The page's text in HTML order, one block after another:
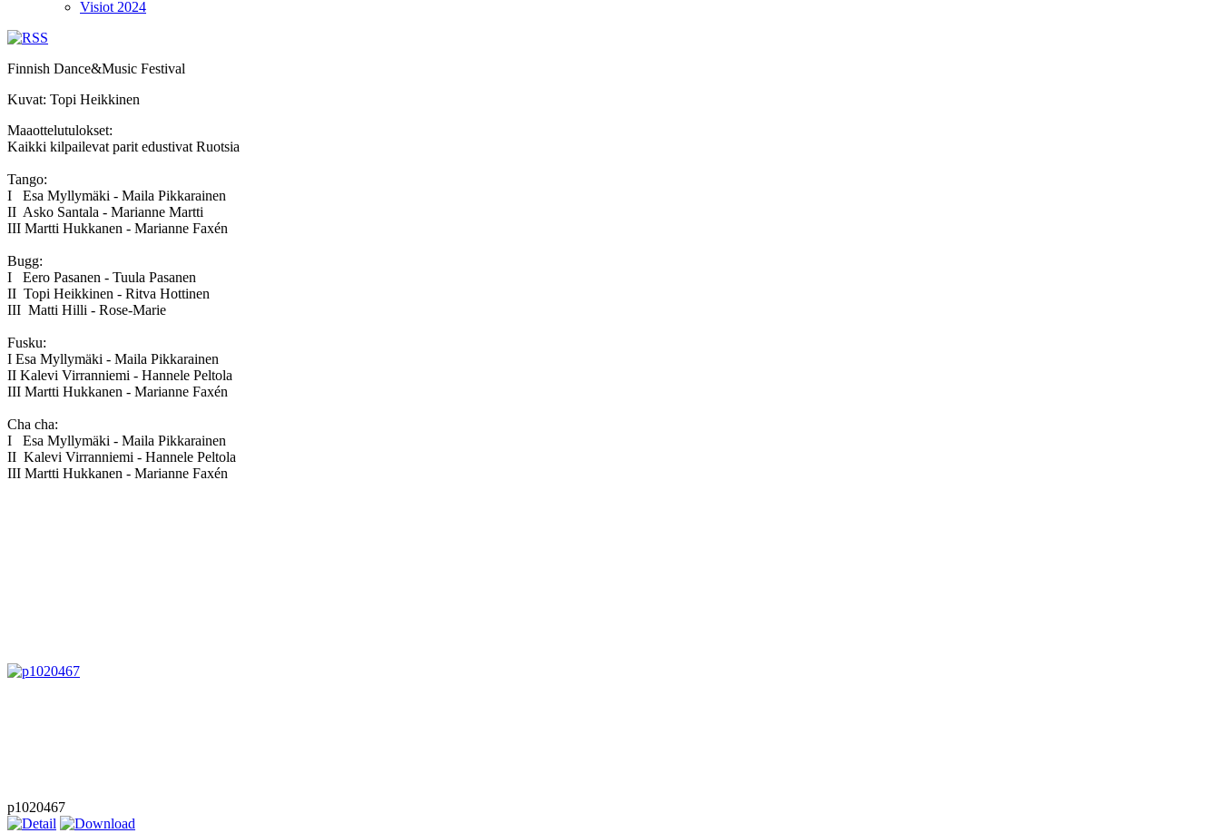
Visiot 2024
Finnish Dance&Music Festival
Kuvat: Topi Heikkinen
Maaottelutulokset:
Kaikki kilpailevat parit edustivat Ruotsia
Tango:
I Esa Myllymäki - Maila Pikkarainen
II Asko Santala - Marianne Martti
III Martti Hukkanen - Marianne Faxén
Bugg:
I Eero Pasanen - Tuula Pasanen
II Topi Heikkinen - Ritva Hottinen
III Matti Hilli - Rose-Marie
Fusku:
I Esa Myllymäki - Maila Pikkarainen
II Kalevi Virranniemi - Hannele Peltola
III Martti Hukkanen - Marianne Faxén
Cha cha:
I Esa Myllymäki - Maila Pikkarainen
II Kalevi Virranniemi - Hannele Peltola
III Martti Hukkanen - Marianne Faxén
p1020467